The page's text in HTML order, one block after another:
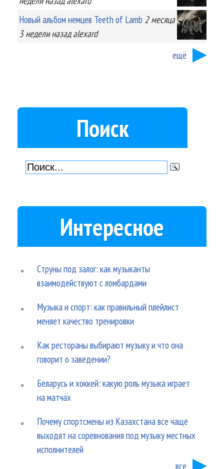
Новый альбом немцев Teeth of Lamb 2 месяца
3 неделиназад alexard
ещё
Поиск
Интересное
Струны под залог: как музыканты
взаимодействуют с ломбардами
Музыка и спорт: как правильный плейлист
меняет качество тренировки
Как рестораны выбирают музыку и что она
говорит о заведении?
Беларусь и хоккей: какую роль музыка играет
на матчах
Почему спортсмены из Казахстана все чаще
выходят на соревнования под музыку местных
исполнителей
все